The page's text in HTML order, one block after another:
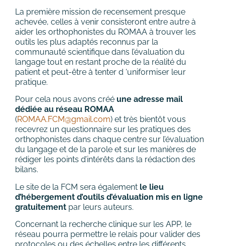
La première mission de recensement presque
achevée, celles à venir consisteront entre autre à
aider les orthophonistes du ROMAA à trouver les
outils les plus adaptés reconnus par la
communauté scientifique dans l’évaluation du
langage tout en restant proche de la réalité du
patient et peut-être à tenter d ‘uniformiser leur
pratique.
Pour cela nous avons créé une adresse mail
dédiée au réseau ROMAA
(ROMAA.FCM@gmail.com) et très bientôt vous
recevrez un questionnaire sur les pratiques des
orthophonistes dans chaque centre sur l’évaluation
du langage et de la parole et sur les manières de
rédiger les points d’intérêts dans la rédaction des
bilans.
Le site de la FCM sera également le lieu
d’hébergement d’outils d’évaluation mis en ligne
gratuitement par leurs auteurs.
Concernant la recherche clinique sur les APP, le
réseau pourra permettre le relais pour valider des